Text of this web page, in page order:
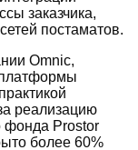
заказчика,
постаматов.
Omnic,
платформы
реализацию
фонда Prostor
более 60%